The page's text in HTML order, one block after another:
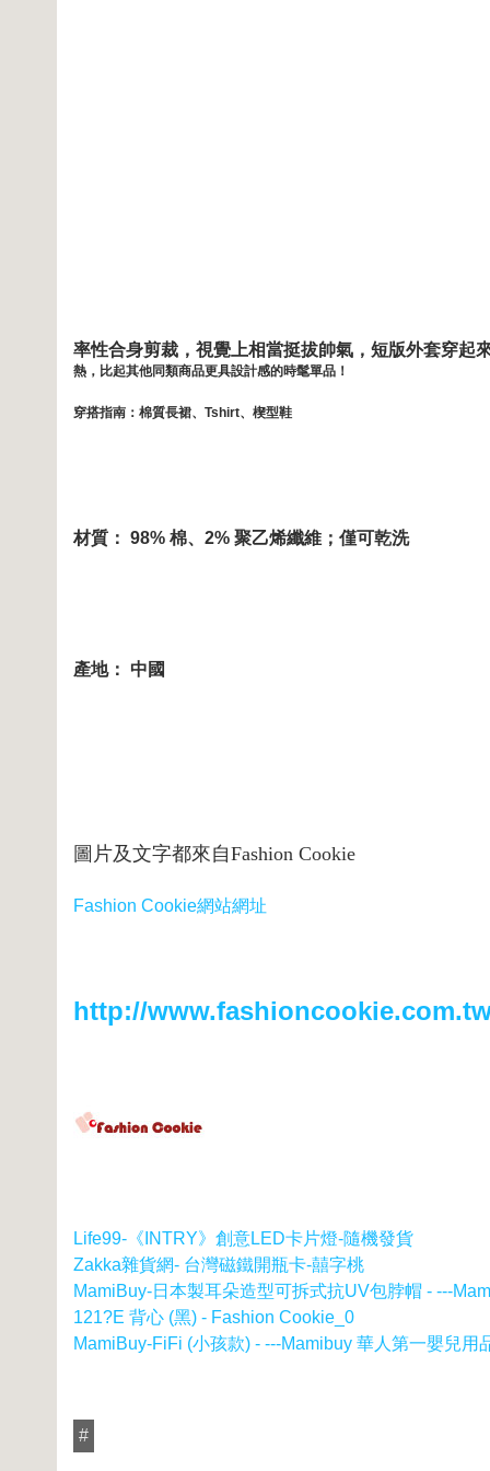
率性合身剪裁，視覺上相當挺拔帥氣，短版外套穿起
熱， 比起其他同類商品更具設計感的時髦單品！
穿搭指南：棉質長裙、Tshirt、楔型鞋
材質： 98% 棉、2% 聚乙烯纖維；僅可乾洗
產地： 中國
圖片及文字都來自Fashion Cookie
Fashion Cookie網站網址
http://
Life99-《INTRY》創意LED卡片燈-隨機發貨
Zakka雜貨網- 台灣磁鐵開瓶卡-囍字桃
MamiBuy-日本製耳朵造型可拆式抗UV包脖帽 - ---
121?E 背心 (黑) - Fashion Cookie_0
MamiBuy-FiFi (小孩款) - ---Mamibuy 華人第一嬰兒用
#